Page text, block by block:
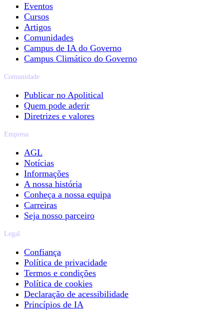
Eventos
Cursos
Artigos
Comunidades
Campus de IA do Governo
Campus Climático do Governo
Comunidade
Publicar no Apolitical
Quem pode aderir
Diretrizes e valores
Empresa
AGL
Notícias
Informações
A nossa história
Conheça a nossa equipa
Carreiras
Seja nosso parceiro
Legal
Confiança
Política de privacidade
Termos e condições
Política de cookies
Declaração de acessibilidade
Princípios de IA